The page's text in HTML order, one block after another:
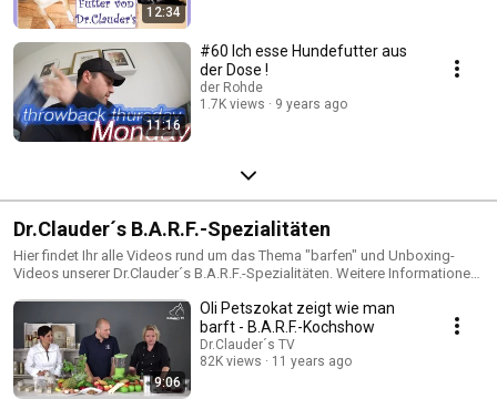
12:34
11:16
#60 Ich esse Hundefutter aus
der Dose !
der Rohde
1.7K views
9 years ago
Dr.Clauder´s B.A.R.F.-Spezialitäten
Hier findet Ihr alle Videos rund um das Thema "barfen" und Unboxing-
Videos unserer Dr.Clauder´s B.A.R.F.-Spezialitäten. Weitere Informationen
Impressum von Dr.Clauder: http://www.dr-clauder.com/impressum/
9:06
Oli Petszokat zeigt wie man
barft - B.A.R.F.-Kochshow
Dr.Clauder´s TV
82K views
11 years ago